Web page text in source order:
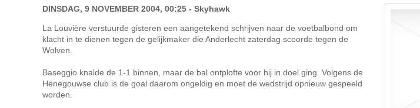
DINSDAG, 9 NOVEMBER 2004, 00:25 - Skyhawk
La Louvière verstuurde gisteren een aangetekend schrijven naar de voetbalbond om
klacht in te dienen tegen de gelijkmaker die Anderlecht zaterdag scoorde tegen de
Wolven.
Baseggio knalde de 1-1 binnen, maar de bal ontplofte voor hij in doel ging. Volgens de
Henegouwse club is de goal daarom ongeldig en moet de wedstrijd opnieuw gespeeld
worden.